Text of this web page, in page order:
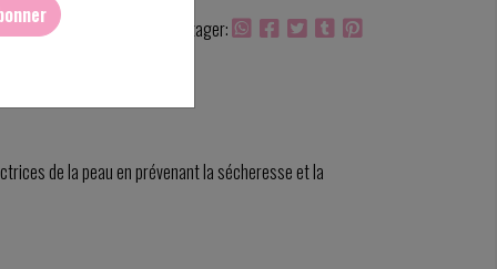
Partager:
de la peau en prévenant la sécheresse et la